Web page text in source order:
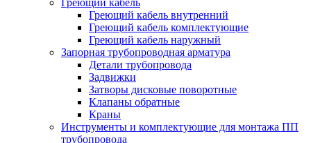
Греющий кабель
Греющий кабель внутренний
Греющий кабель комплектующие
Греющий кабель наружный
Запорная трубопроводная арматура
Детали трубопровода
Задвижки
Затворы дисковые поворотные
Клапаны обратные
Краны
Инструменты и комплектующие для монтажа ПП
трубопровода